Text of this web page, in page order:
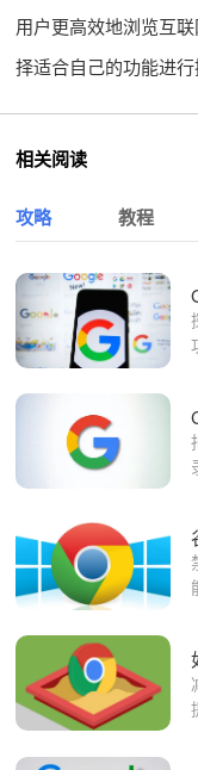
用户更高效地浏览互
择适合自己的功能进行
相关阅读
攻略 教程